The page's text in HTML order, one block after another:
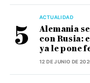
ACTUALIDAD
Alemania
con Rusia:
ya le pone
12 DE JUNIO DE